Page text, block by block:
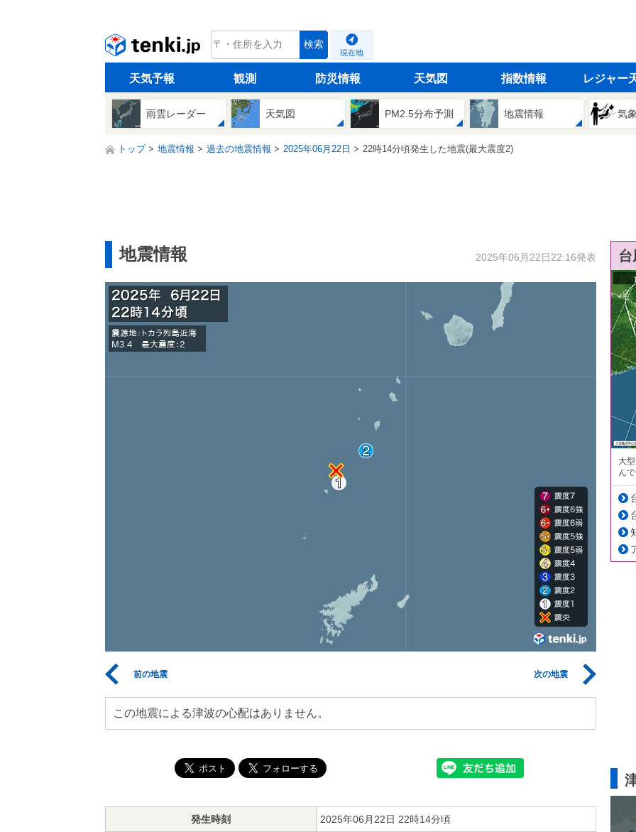
tenki.jp 検索
現在地
天気予報 観測 防災情報 天気図 指数情報 レジャー
雨雲レーダー 天気図 PM2.5分布予測 地震情報 気
トップ 地震情報 過去の地震情報 2025年06月22日 22時14分頃発生した地震(最大震度2)
地震情報 2025年06月22日22:16発表
前の地震 次の地震
この地震による津波の心配はありません。
発生時刻 2025年06月22日 22時14分頃
大
ん